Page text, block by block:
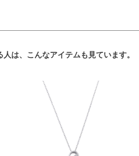
は、こんなアイテムも見ています。